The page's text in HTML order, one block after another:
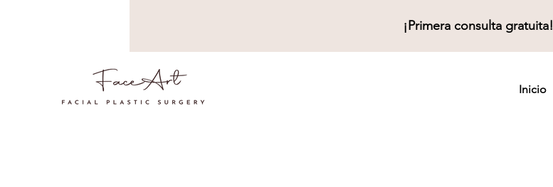
¡Primera consulta gratuita!
Inicio